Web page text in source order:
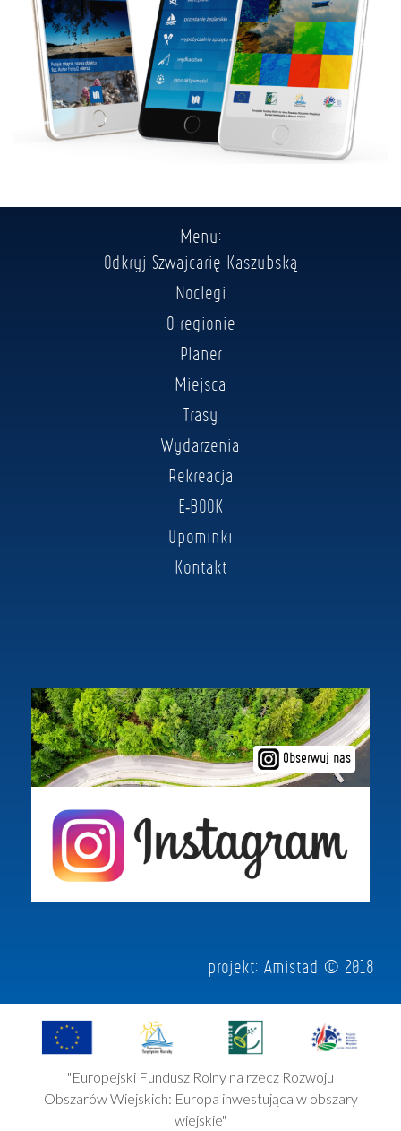
Menu:
Odkryj Szwajcarię Kaszubską
Noclegi
O regionie
Planer
Miejsca
Trasy
Wydarzenia
Rekreacja
E-BOOK
Upominki
Kontakt
Obserwuj nas
projekt: Amistad © 2018
"Europejski Fundusz Rolny na rzecz Rozwoju
Obszarów Wiejskich: Europa inwestująca w obszary
wiejskie"